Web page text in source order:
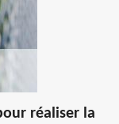
réaliser la